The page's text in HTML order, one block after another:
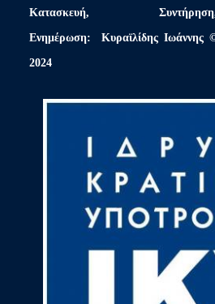
Κατασκευή,
Ενημέρωση: Κυραϊλίδης Ιωάννης
2024